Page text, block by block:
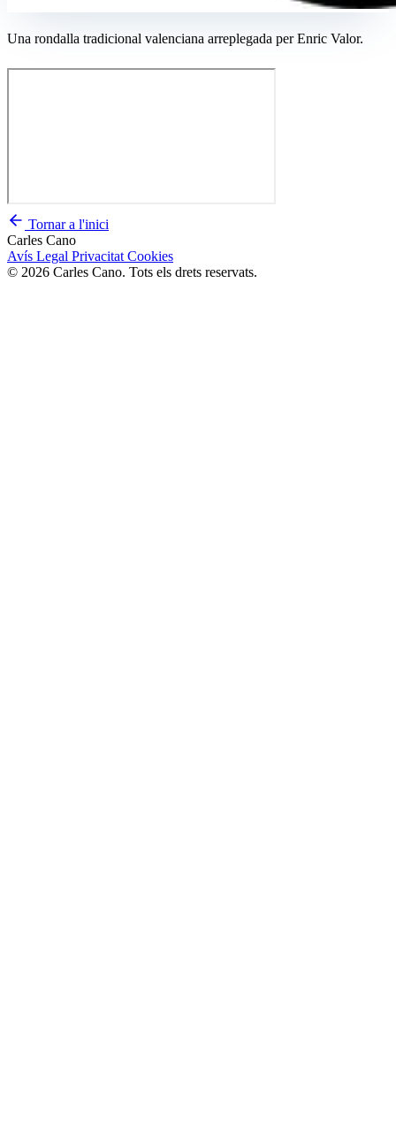
Una rondalla tradicional valenciana arreplegada per Enric Valor.
Tornar a l'inici
Carles Cano
Avís Legal Privacitat Cookies
© 2026 Carles Cano. Tots els drets reservats.